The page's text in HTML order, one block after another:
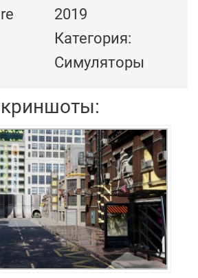
2019
Категория:
Симуляторы